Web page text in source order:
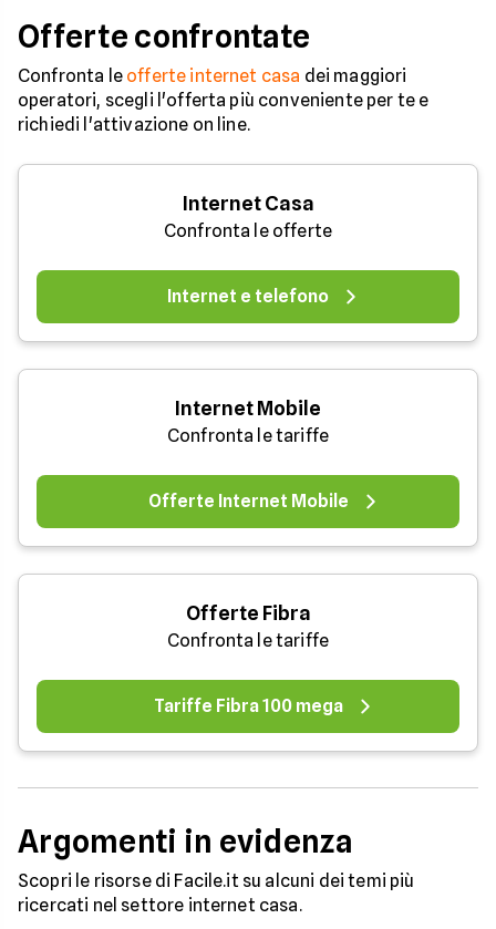
Offerte confrontate
Confronta le offerte internet casa dei maggiori
operatori, scegli l'offerta più conveniente per te e
richiedi l'attivazione on line.
Internet Casa
Confronta le offerte
Internet e telefono
Internet Mobile
Confronta le tariffe
Offerte Internet Mobile
Offerte Fibra
Confronta le tariffe
Tariffe Fibra 100 mega
Argomenti in evidenza
Scopri le risorse di Facile.it su alcuni dei temi più
ricercati nel settore internet casa.